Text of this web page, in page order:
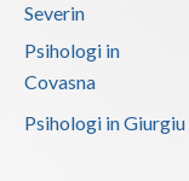
Severin
Psihologi in
Covasna
Psihologi in Giurgiu